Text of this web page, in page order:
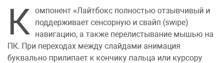
К омпонент Лайтбокс полностью отзывчивый и
поддерживает сенсорную и свайп (swipe)
навигацию, а также перелистывание мышью на
ПК. При переходах между слайдами анимация
буквально прилипает к кончику пальца или курсору